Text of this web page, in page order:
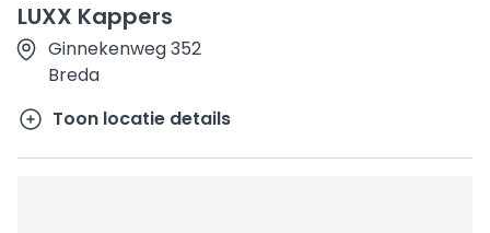
LUXX Kappers
Ginnekenweg 352
Breda
Toon locatie details